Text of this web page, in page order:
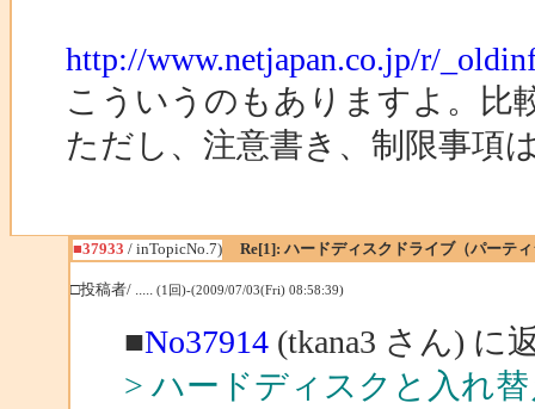
http://www.netjapan.co.jp/r/
こういうのもありますよ。比
ただし、注意書き、制限事項
■37933 / inTopicNo.7) Re[1]: ハードディスクドライブ（パーテ
□投稿者/ ..... (1回)-(2009/07/03(Fri) 08:58:39)
■No37914(tkana3 さん) に
> ハードディスクと入れ